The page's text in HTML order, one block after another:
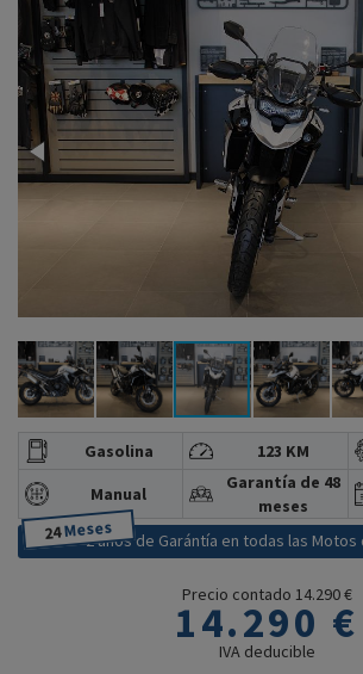
Gasolina 123 KM
Manual
Garantía de 48
meses
24Meses2 años de Garántía en todas las Motos
Precio contado 14.290 €
14.290 €
IVA deducible